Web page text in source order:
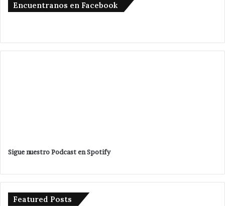
Encuentranos en Facebook
Sigue nuestro Podcast en Spotify
Featured Posts